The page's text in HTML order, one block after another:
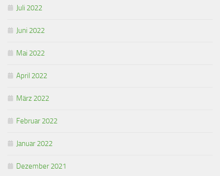
Juli 2022
Juni 2022
Mai 2022
April 2022
März 2022
Februar 2022
Januar 2022
Dezember 2021